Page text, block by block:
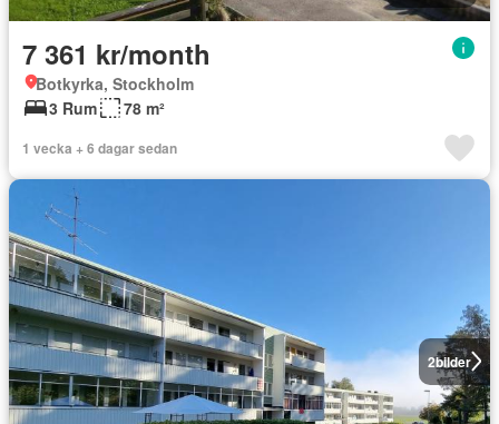
7 361 kr/month
Botkyrka, Stockholm
3 Rum
78 m²
1 vecka + 6 dagar sedan
2bilder